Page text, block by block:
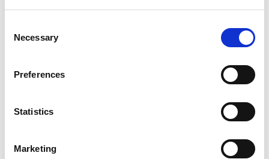
Selection
Necessary
Preferences
Statistics
Marketing
Kenteken
Acceleratie 0-100
CO2-emissie
Aantal cilinders